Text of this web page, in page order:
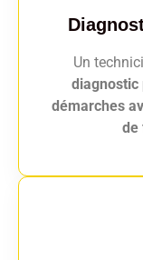
Un
diagnostic
démarches
de